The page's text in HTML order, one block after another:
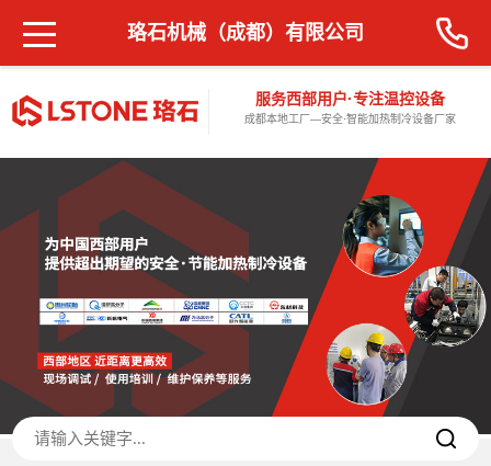
服务西部用户·专注温控设备
成都本地工厂—安全·智能加热制冷设备厂家
珞石机械（成都）有限公司